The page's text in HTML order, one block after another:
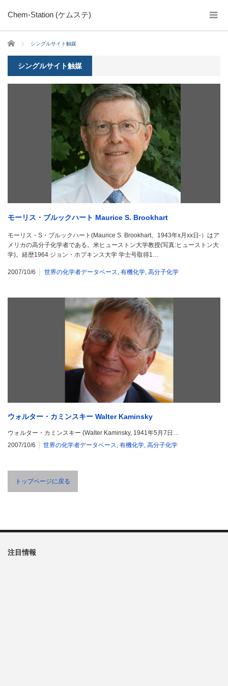
Chem-Station (ケムステ)
ホーム シングルサイト触媒
シングルサイト触媒
モーリス・ブルックハート Maurice S. Brookhart
モーリス・S・ブルックハート(Maurice S. Brookhart、1943年x月xx日-）はア
メリカの高分子化学者である。米ヒューストン大学教授(写真:ヒューストン大
学)。経歴1964 ジョン・ホプキンス大学 学士号取得1…
2007/10/6 世界の化学者データベース, 有機化学, 高分子化学
ウォルター・カミンスキー Walter Kaminsky
ウォルター・カミンスキー (Walter Kaminsky, 1941年5月7日…
2007/10/6
世界の化学者データベース 有機化学 高分子化学
トップページに戻る
注目情報